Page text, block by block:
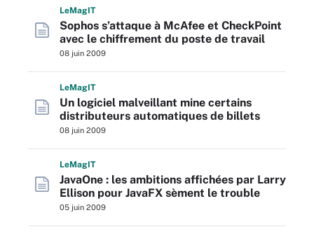
LeMagIT
Sophos s’attaque à McAfee et CheckPoint
avec le chiffrement du poste de travail
08 juin 2009
LeMagIT
Un logiciel malveillant mine certains
distributeurs automatiques de billets
08 juin 2009
LeMagIT
JavaOne : les ambitions affichées par Larry
Ellison pour JavaFX sèment le trouble
05 juin 2009